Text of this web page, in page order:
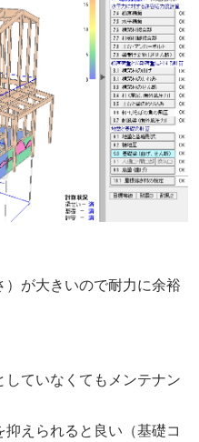
が大きいので耐力に余裕
していなくてもメンテナン
えられると良い（基礎コ